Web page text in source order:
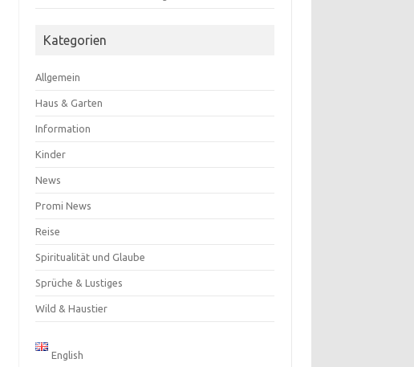
Kategorien
Allgemein
Haus & Garten
Information
Kinder
News
Promi News
Reise
Spiritualität und Glaube
Sprüche & Lustiges
Wild & Haustier
English